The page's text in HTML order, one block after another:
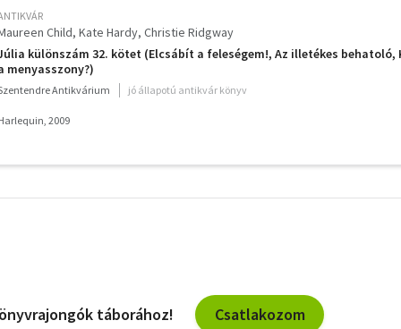
Child, Kate Hardy, Christie Ridgway
különszám 32. kötet (Elcsábít a feleségem!, Az illetékes behatoló,
menyasszony?)
Antikvárium jó állapotú antikvár könyv
2009
szűrők
táborához! Csatlakozom